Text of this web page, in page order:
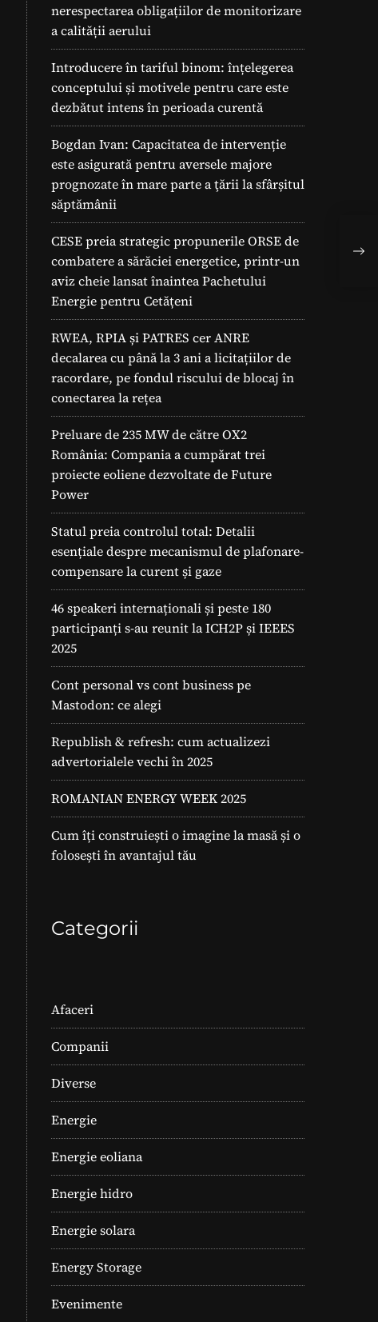
nerespectarea obligațiilor de monitorizare
a calității aerului
Introducere în tariful binom: înțelegerea
conceptului și motivele pentru care este
dezbătut intens în perioada curentă
Bogdan Ivan: Capacitatea de intervenție
este asigurată pentru aversele majore
prognozate în mare parte a ţării la sfârșitul
săptămânii
CESE preia strategic propunerile ORSE de
combatere a sărăciei energetice, printr-un
aviz cheie lansat înaintea Pachetului
Energie pentru Cetățeni
RWEA, RPIA și PATRES cer ANRE
decalarea cu până la 3 ani a licitațiilor de
racordare, pe fondul riscului de blocaj în
conectarea la rețea
Preluare de 235 MW de către OX2
România: Compania a cumpărat trei
proiecte eoliene dezvoltate de Future
Power
Statul preia controlul total: Detalii
esențiale despre mecanismul de plafonare-
compensare la curent și gaze
46 speakeri internaționali și peste 180
participanți s-au reunit la ICH2P și IEEES
2025
Cont personal vs cont business pe
Mastodon: ce alegi
Republish & refresh: cum actualizezi
advertorialele vechi în 2025
ROMANIAN ENERGY WEEK 2025
Cum îți construiești o imagine la masă și o
folosești în avantajul tău
Categorii
Afaceri
Companii
Diverse
Energie
Energie eoliana
Energie hidro
Energie solara
Energy Storage
Evenimente